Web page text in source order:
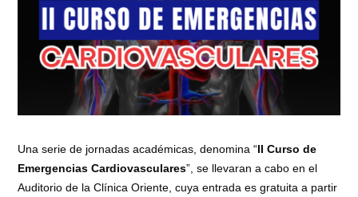
Una serie de jornadas académicas, denomina “II Curso de
Emergencias Cardiovasculares”, se llevaran a cabo en el
Auditorio de la Clínica Oriente, cuya entrada es gratuita a partir